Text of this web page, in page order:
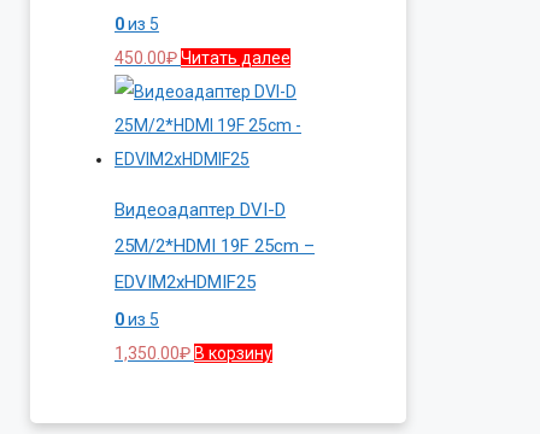
0из 5
450.00₽Читать далее
Видеоадаптер DVI-D
25M/2*HDMI 19F 25cm –
EDVIM2xHDMIF25
0из 5
1,350.00₽ В корзину